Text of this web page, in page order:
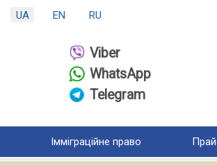
UA EN RU
Viber
WhatsApp
Telegram
Імміграційне право